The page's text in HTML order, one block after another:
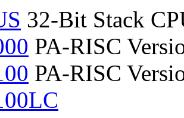
32-Bit Stack
PA-RISC
PA-RISC